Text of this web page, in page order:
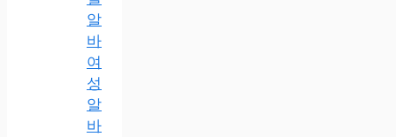
알
바
여
성
알
바